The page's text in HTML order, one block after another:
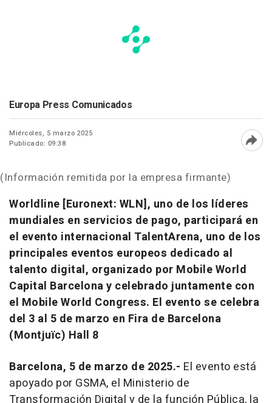
Europa Press Comunicados
Miércoles, 5 marzo 2025
Publicado: 09:38
(Información remitida por la empresa firmante)
Worldline [Euronext: WLN], uno de los líderes
mundiales en servicios de pago, participará en
el evento internacional TalentArena, uno de los
principales eventos europeos dedicado al
talento digital, organizado por Mobile World
Capital Barcelona y celebrado juntamente con
el Mobile World Congress. El evento se celebra
del 3 al 5 de marzo en Fira de Barcelona
(Montjuïc) Hall 8
Barcelona, 5 de marzo de 2025.- El evento está
apoyado por GSMA, el Ministerio de